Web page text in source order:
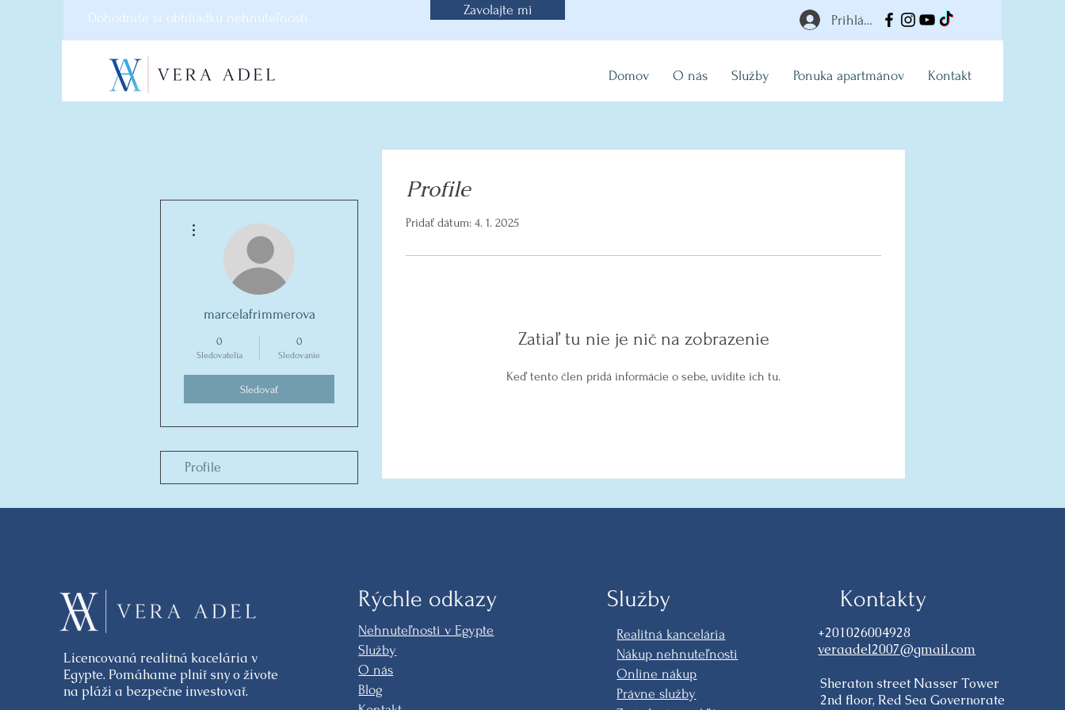
Dohodnite si obhliadku nehnuteľnosti
Zavolajte mi
Prihlásiť
Domov O nás Služby Ponuka apartmánov Kontakt
Profile
Pridať dátum: 4. 1. 2025
Zatiaľ tu nie je nič na zobrazenie
Keď tento člen pridá informácie o sebe, uvidíte ich tu.
marcelafrimmerova
0
Sledovatelia
0
Sledovanie
Sledovať
Profile
Licencovaná realitná kacelária v
Egypte. Pomáhame plniť sny o živote
na pláži a bezpečne investovať.
Rýchle odkazy
Nehnuteľnosti v Egypte
Služby
O nás
Blog
Realitná kancelária
Nákup nehnuteľnosti
Online nákup
Právne služby
+201026004928
veraadel2007@gmail.com
Sheraton street Nasser Tower
2nd floor, Red Sea Governorate
Služby Kontakty